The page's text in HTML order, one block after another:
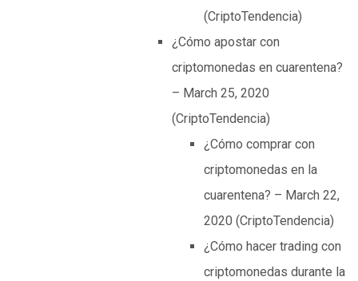
(CriptoTendencia)
¿Cómo apostar con
criptomonedas en cuarentena?
– March 25, 2020
(CriptoTendencia)
¿Cómo comprar con
criptomonedas en la
cuarentena? – March 22,
2020 (CriptoTendencia)
¿Cómo hacer trading con
criptomonedas durante la